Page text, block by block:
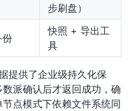
步刷盘）
份
快照 + 导出工
具
提供了企业级持久化保
派确认后才返回成功，确
点模式下依赖文件系统同